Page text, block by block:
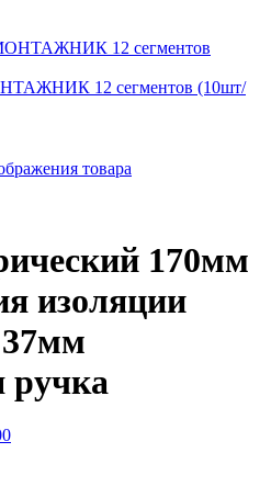
12 сегментов (10шт/
170мм
изоляции
37мм
ручка